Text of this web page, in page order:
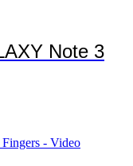
Note 3
Fingers - Video